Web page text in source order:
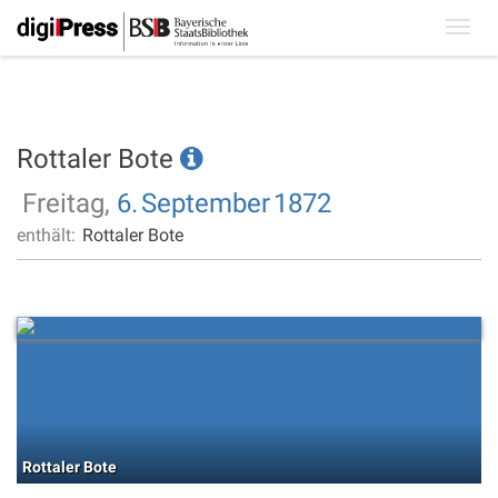
Rottaler Bote
Freitag, 6.September1872
enthält: Rottaler Bote
Rottaler Bote